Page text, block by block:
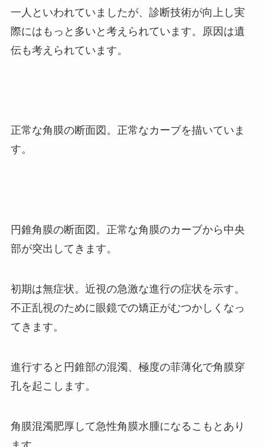
一人といわれていましたが、診断技術が向上し実
際にはもっと多いと考えられています。原因は遺
伝も考えられています。
正常な角膜の断面図。正常なカーブを描いていま
す。
円錐角膜の断面図。正常な角膜のカーブから中央
部が突出してきます。
初期は無症状。近視の急激な進行の症状を示す。
不正乱視のために眼鏡での矯正がむつかしくなっ
てきます。
進行すると円錐部の混濁、極度の菲薄化で角膜穿
孔を起こします。
角膜混濁肥厚して急性角膜水腫になるこもとあり